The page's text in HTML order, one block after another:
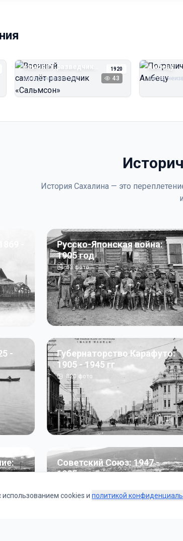
1920
Военный
самолёт‑разведчик
«Сальмсон»
Автор неизвестен 43
Амбецу
Автор
История Сахалина — это
-
Русско-Японская война:
1905 год
43фото
-
Губернаторство Карафуто:
1905 - 1945 гг
820фото
Советский Союз: 1947 -
1985 гг
использованием cookies и политикой